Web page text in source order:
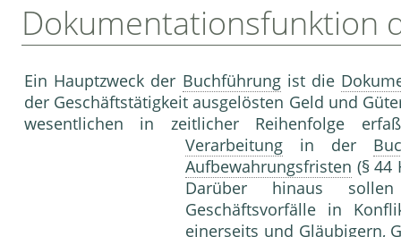
Dokumentationsfunktion
Ein Hauptzweck der Buchführungist die
der Geschäftstätigkeit ausgelösten Geld und
wesentlichen in zeitlicher Reihenfolge
Verarbeitung in der
Aufbewahrungsfristen (§ 44
Darüber hinaus
Geschäftsvorfälle in
einerseits und Gläubigern,